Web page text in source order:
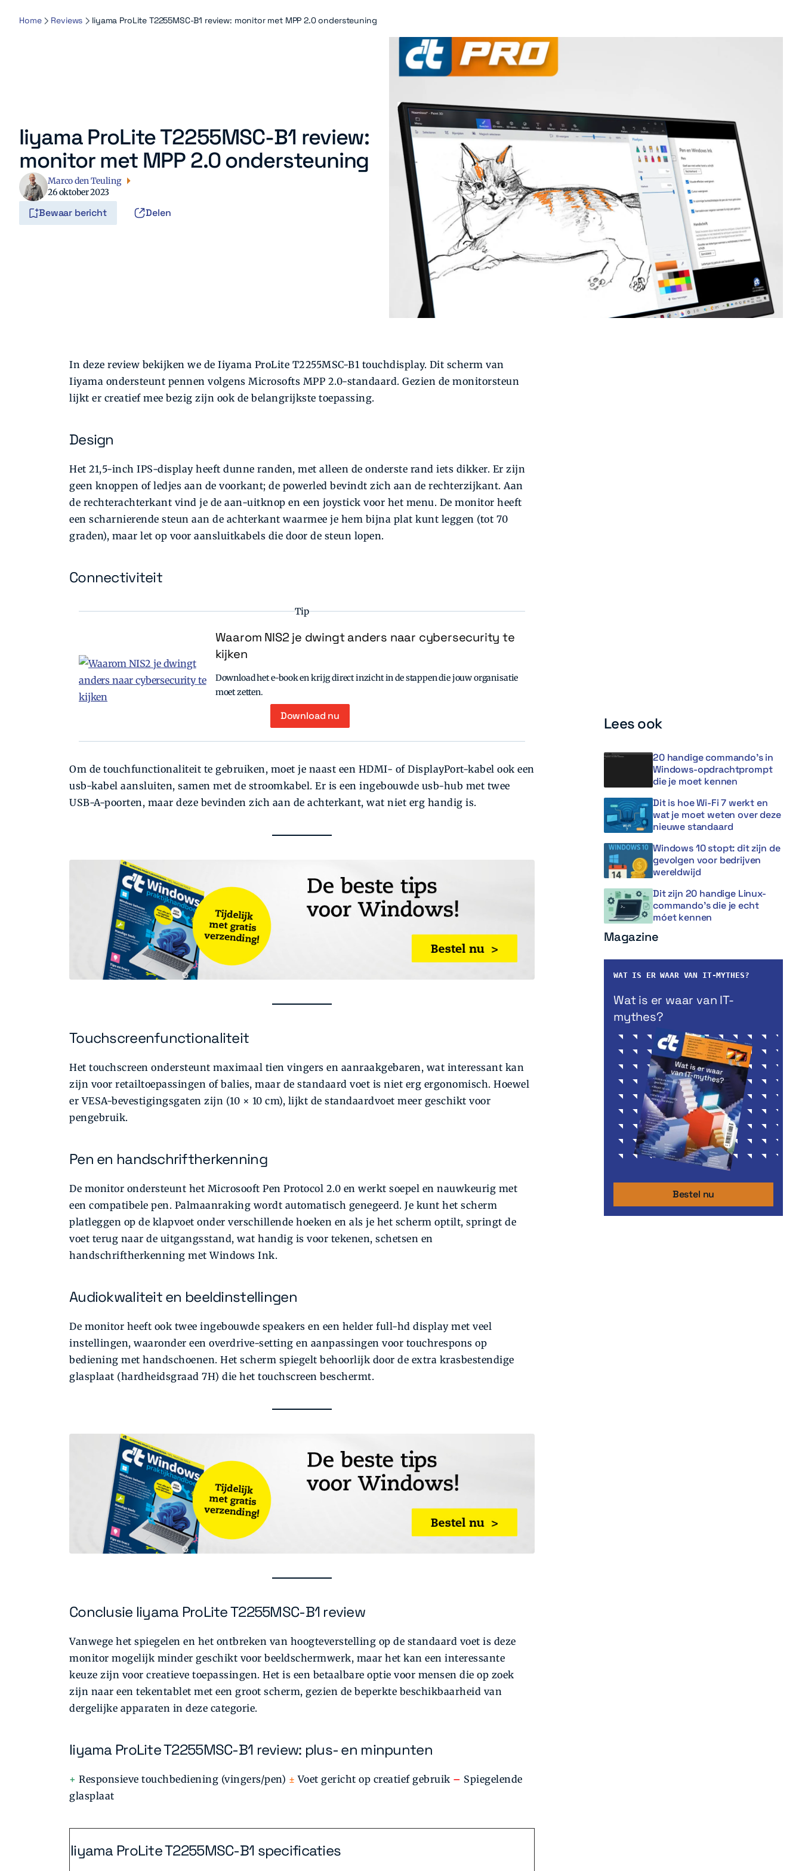
Home Reviews Iiyama ProLite T2255MSC-B1 review: monitor met MPP 2.0 ondersteuning
Iiyama ProLite T2255MSC-B1 review:
monitor met MPP 2.0 ondersteuning
Marco den Teuling
26 oktober 2023
Bewaar bericht Delen
In deze review bekijken we de Iiyama ProLite T2255MSC-B1 touchdisplay. Dit scherm van
Iiyama ondersteunt pennen volgens Microsofts MPP 2.0-standaard. Gezien de monitorsteun
lijkt er creatief mee bezig zijn ook de belangrijkste toepassing.
Design
Het 21,5-inch IPS-display heeft dunne randen, met alleen de onderste rand iets dikker. Er zijn
geen knoppen of ledjes aan de voorkant; de powerled bevindt zich aan de rechterzijkant. Aan
de rechterachterkant vind je de aan-uitknop en een joystick voor het menu. De monitor heeft
een scharnierende steun aan de achterkant waarmee je hem bijna plat kunt leggen (tot 70
graden), maar let op voor aansluitkabels die door de steun lopen.
Connectiviteit
Tip
Waarom NIS2 je dwingt anders naar cybersecurity te
kijken
Download het e-book en krijg direct inzicht in de stappen die jouw organisatie
moet zetten.
Download nu
Om de touchfunctionaliteit te gebruiken, moet je naast een HDMI- of DisplayPort-kabel ook een
usb-kabel aansluiten, samen met de stroomkabel. Er is een ingebouwde usb-hub met twee
USB-A-poorten, maar deze bevinden zich aan de achterkant, wat niet erg handig is.
Touchscreenfunctionaliteit
Het touchscreen ondersteunt maximaal tien vingers en aanraakgebaren, wat interessant kan
zijn voor retailtoepassingen of balies, maar de standaard voet is niet erg ergonomisch. Hoewel
er VESA-bevestigingsgaten zijn (10 × 10 cm), lijkt de standaardvoet meer geschikt voor
pengebruik.
Pen en handschriftherkenning
De monitor ondersteunt het Microsooft Pen Protocol 2.0 en werkt soepel en nauwkeurig met
een compatibele pen. Palmaanraking wordt automatisch genegeerd. Je kunt het scherm
platleggen op de klapvoet onder verschillende hoeken en als je het scherm optilt, springt de
voet terug naar de uitgangsstand, wat handig is voor tekenen, schetsen en
handschriftherkenning met Windows Ink.
Audiokwaliteit en beeldinstellingen
De monitor heeft ook twee ingebouwde speakers en een helder full-hd display met veel
instellingen, waaronder een overdrive-setting en aanpassingen voor touchrespons op
bediening met handschoenen. Het scherm spiegelt behoorlijk door de extra krasbestendige
glasplaat (hardheidsgraad 7H) die het touchscreen beschermt.
Conclusie Iiyama ProLite T2255MSC-B1 review
Vanwege het spiegelen en het ontbreken van hoogteverstelling op de standaard voet is deze
monitor mogelijk minder geschikt voor beeldschermwerk, maar het kan een interessante
keuze zijn voor creatieve toepassingen. Het is een betaalbare optie voor mensen die op zoek
zijn naar een tekentablet met een groot scherm, gezien de beperkte beschikbaarheid van
dergelijke apparaten in deze categorie.
Iiyama ProLite T2255MSC-B1 review: plus- en minpunten
+ Responsieve touchbediening (vingers/pen) ± Voet gericht op creatief gebruik – Spiegelende
glasplaat
Iiyama ProLite T2255MSC-B1 specificaties
Lees ook
20 handige commando’s in
Windows-opdrachtprompt
die je moet kennen
Dit is hoe Wi-Fi 7 werkt en
wat je moet weten over deze
nieuwe standaard
Windows 10 stopt: dit zijn de
gevolgen voor bedrijven
wereldwijd
Dit zijn 20 handige Linux-
commando’s die je echt
móet kennen
Magazine
WAT IS ER WAAR VAN IT-MYTHES?
Wat is er waar van IT-
mythes?
Bestel nu